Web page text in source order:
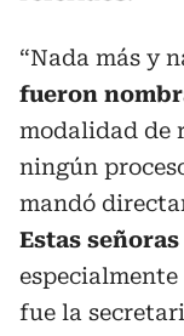
“Nada más y
fueron
modalidad de
ningún
mandó
Estas
fue la